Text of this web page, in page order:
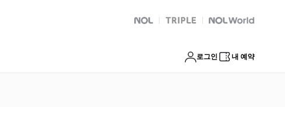
NOL 트리플 Global Interpark
로그인 내 예약